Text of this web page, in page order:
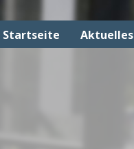
Startseite Aktuelles